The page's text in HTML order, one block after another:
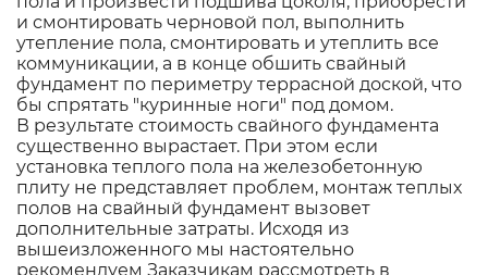
и смонтировать черновой пол, выполнить
утепление пола, смонтировать и утеплить все
коммуникации, а в конце обшить свайный
фундамент по периметру террасной доской, что
бы спрятать "куринные ноги" под домом.
В результате стоимость свайного фундамента
существенно вырастает. При этом если
установка теплого пола на железобетонную
плиту не представляет проблем, монтаж теплых
полов на свайный фундамент вызовет
дополнительные затраты. Исходя из
вышеизложенного мы настоятельно
рекомендуем Заказчикам рассмотреть в